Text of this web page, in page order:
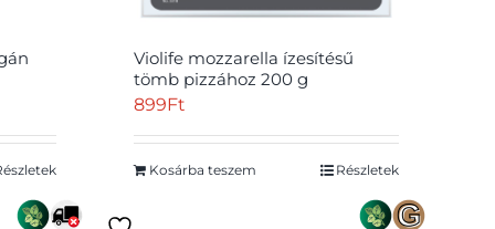
35 g
Violife mozzarella ízesítésű
tömb pizzához 200 g
899Ft
Kosárba teszem Részletek